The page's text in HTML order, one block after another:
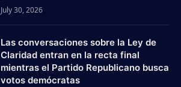
July 30, 2026
Las conversaciones sobre la Ley de
Claridad entran en la recta final
mientras el Partido Republicano busca
votos demócratas